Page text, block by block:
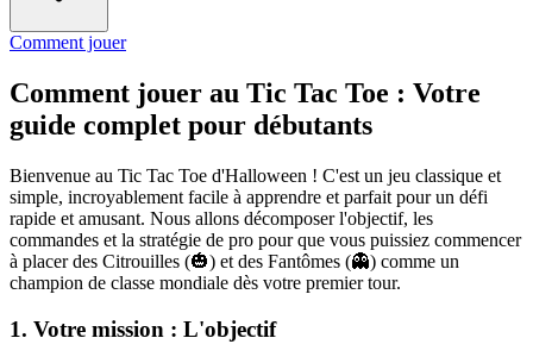
Comment jouer
Comment jouer au Tic Tac Toe : Votre
guide complet pour débutants
Bienvenue au Tic Tac Toe d'Halloween ! C'est un jeu classique et
simple, incroyablement facile à apprendre et parfait pour un défi
rapide et amusant. Nous allons décomposer l'objectif, les
commandes et la stratégie de pro pour que vous puissiez commencer
à placer des Citrouilles (🎃) et des Fantômes (👻) comme un
champion de classe mondiale dès votre premier tour.
1. Votre mission : L'objectif